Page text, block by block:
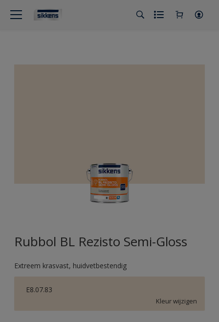
Rubbol BL Rezisto Semi-Gloss
Extreem krasvast, huidvetbestendig
E8.07.83
Kleur wijzigen